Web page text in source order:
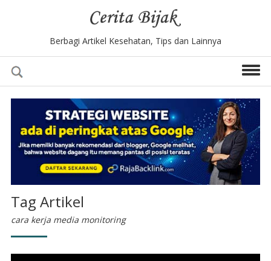
Berbagi Artikel Kesehatan, Tips dan Lainnya
Tag Artikel
cara kerja media monitoring